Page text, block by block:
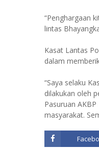
“Penghargaan
lintas
Kasat Lantas
dalam
“Saya selaku
dilakukan oleh
Pasuruan
masyarakat.